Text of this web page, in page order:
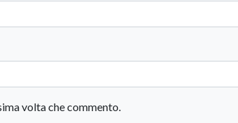
volta che commento.